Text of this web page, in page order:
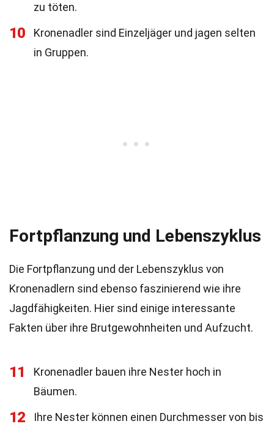
zu töten.
10
Kronenadler sind Einzeljäger und jagen selten
in Gruppen.
Fortpflanzung und Lebenszyklus
Die Fortpflanzung und der Lebenszyklus von
Kronenadlern sind ebenso faszinierend wie ihre
Jagdfähigkeiten. Hier sind einige interessante
Fakten über ihre Brutgewohnheiten und Aufzucht.
11
Kronenadler bauen ihre Nester hoch in
Bäumen.
12
Ihre Nester können einen Durchmesser von bis